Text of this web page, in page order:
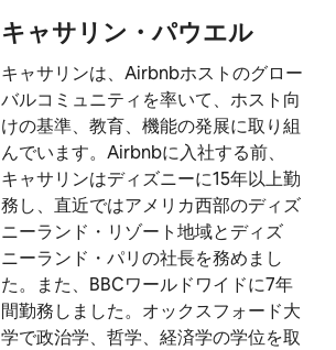
キャサリン・パ⁠ウ⁠エ⁠ル
キャサリンは、Airbnbホストのグロー
バルコミュニティを率いて、ホスト向
けの基準、教育、機能の発展に取り組
んでいます。Airbnbに入社する前、
キャサリンはディズニーに15年以上勤
務し、直近ではアメリカ西部のディズ
ニーランド・リゾート地域とディズ
ニーランド・パリの社長を務めまし
た。また、BBCワールドワイドに7年
間勤務しました。オックスフォード大
学で政治学、哲学、経済学の学位を取